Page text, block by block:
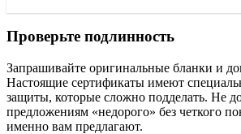
Проверьте подлинность
Запрашивайте оригинальные бланки и
Настоящие сертификаты имеют
защиты, которые сложно подделать. Не
предложениям «недорого» без четкого
именно вам предлагают.